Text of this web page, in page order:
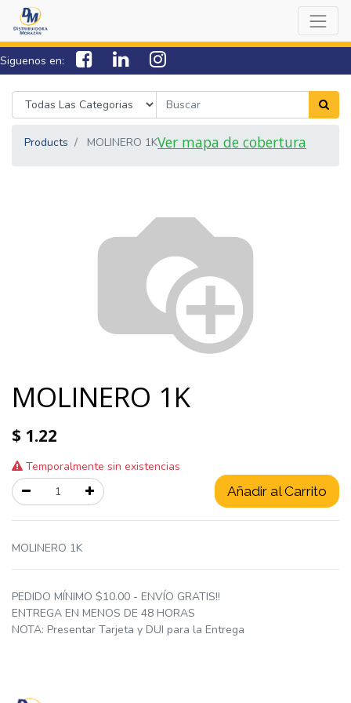
Siguenos en:
7538-0000 sac@lamorazan.com
Products MOLINERO 1KVer mapa de cobertura
MOLINERO 1K
$ 1.22
Temporalmente sin existencias
Añadir al Carrito
MOLINERO 1K
PEDIDO MÍNIMO $10.00 - ENVÍO GRATIS!!
ENTREGA EN MENOS DE 48 HORAS
NOTA: Presentar Tarjeta y DUI para la Entrega